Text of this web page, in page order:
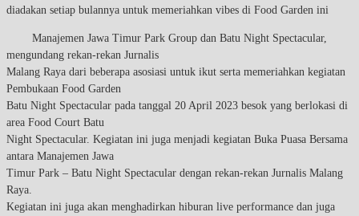
diadakan setiap bulannya untuk memeriahkan vibes di Food Garden ini
Manajemen Jawa Timur Park Group dan Batu Night Spectacular,
mengundang rekan-rekan Jurnalis
Malang Raya dari beberapa asosiasi untuk ikut serta memeriahkan kegiatan
Pembukaan Food Garden
Batu Night Spectacular pada tanggal 20 April 2023 besok yang berlokasi di
area Food Court Batu
Night Spectacular. Kegiatan ini juga menjadi kegiatan Buka Puasa Bersama
antara Manajemen Jawa
Timur Park – Batu Night Spectacular dengan rekan-rekan Jurnalis Malang
Raya.
Kegiatan ini juga akan menghadirkan hiburan live performance dan juga